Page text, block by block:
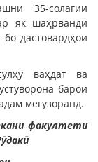
35-солагии
як шаҳрванди
дастовардҳои
ваҳдат ва
барои
мегузоранд.
факултети